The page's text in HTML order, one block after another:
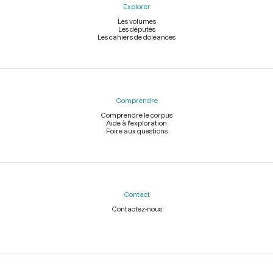
Explorer
Les volumes
Les députés
Les cahiers de doléances
Comprendre
Comprendre le corpus
Aide à l'exploration
Foire aux questions
Contact
Contactez-nous
Légal